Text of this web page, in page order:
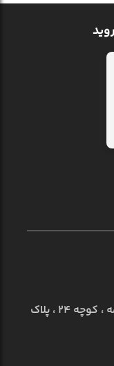
استان قم ، شهر قم ، خیابان جوادالائمه ، کوچه ۲۴ ، پلاک